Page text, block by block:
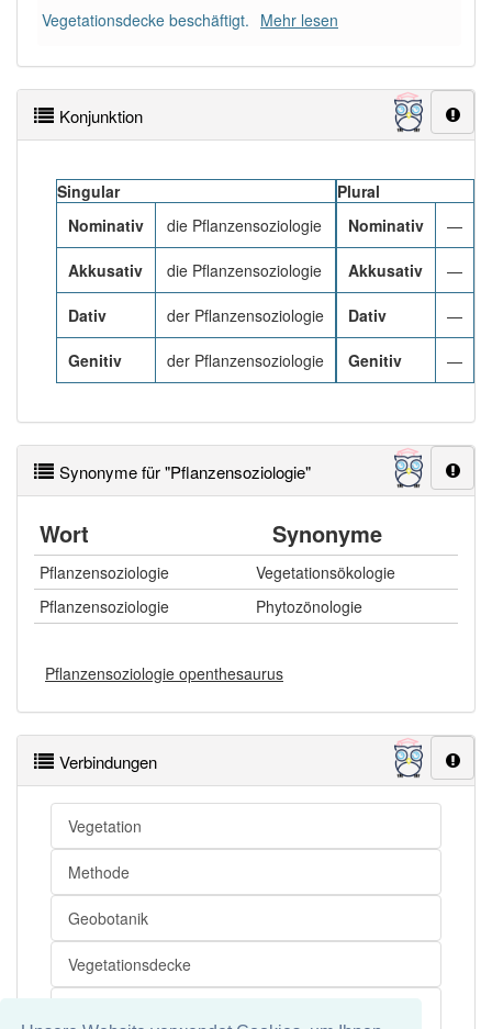
PowerIndex:
Häufigkeit: 2 von 10
Wörter mit Endung-pflanzensoziologieaber mit
einem anderen Artikeldie: 0
99% unserer Spielapp-Nutzer haben den Artikel
korrekt erraten.
Vegetationsdecke beschäftigt. Mehr lesen
Konjunktion
Singular
Nominativ
die Pflanzensoziologie
Akkusativ die Pflanzensoziologie
Dativ der Pflanzensoziologie
Genitiv der Pflanzensoziologie
Plural
Nominativ
—
Akkusativ —
Dativ —
Genitiv —
Synonyme für "Pflanzensoziologie"
Wort Synonyme
Pflanzensoziologie
Vegetationsökologie
Pflanzensoziologie
Phytozönologie
Pflanzensoziologie openthesaurus
Verbindungen
Vegetation
Methode
Geobotanik
Vegetationsdecke